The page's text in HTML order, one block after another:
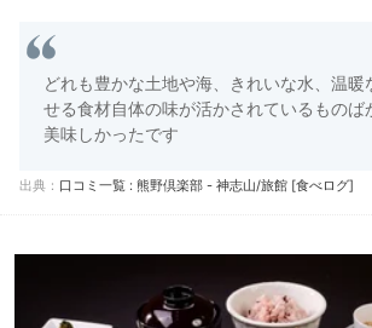
どれも豊かな土地や海、きれいな水、温暖
せる食材自体の味が活かされているものば
美味しかったです
出典： 口コミ一覧 : 熊野倶楽部 - 神志山/旅館 [食べログ]